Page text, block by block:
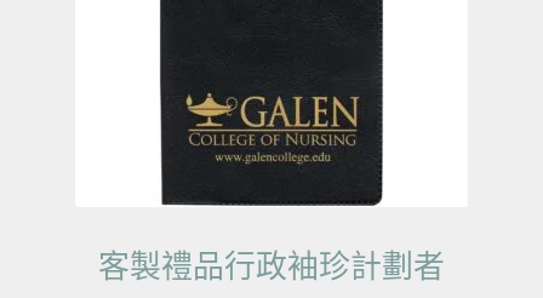
客製禮品行政袖珍計劃者